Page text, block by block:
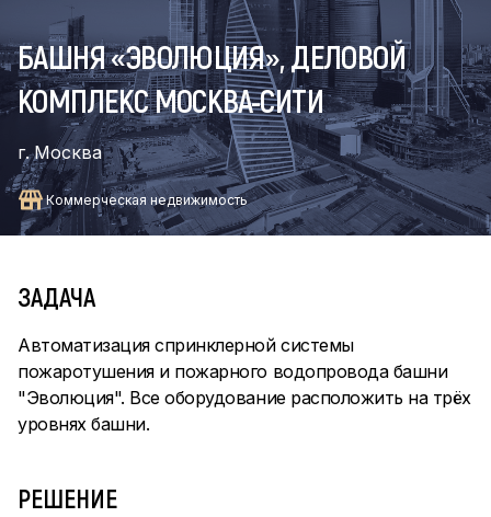
БАШНЯ «ЭВОЛЮЦИЯ», ДЕЛОВОЙ
КОМПЛЕКС МОСКВА-СИТИ
г. Москва
Коммерческая недвижимость
ЗАДАЧА
Автоматизация спринклерной системы
пожаротушения и пожарного водопровода башни
"Эволюция". Все оборудование расположить на трёх
уровнях башни.
РЕШЕНИЕ